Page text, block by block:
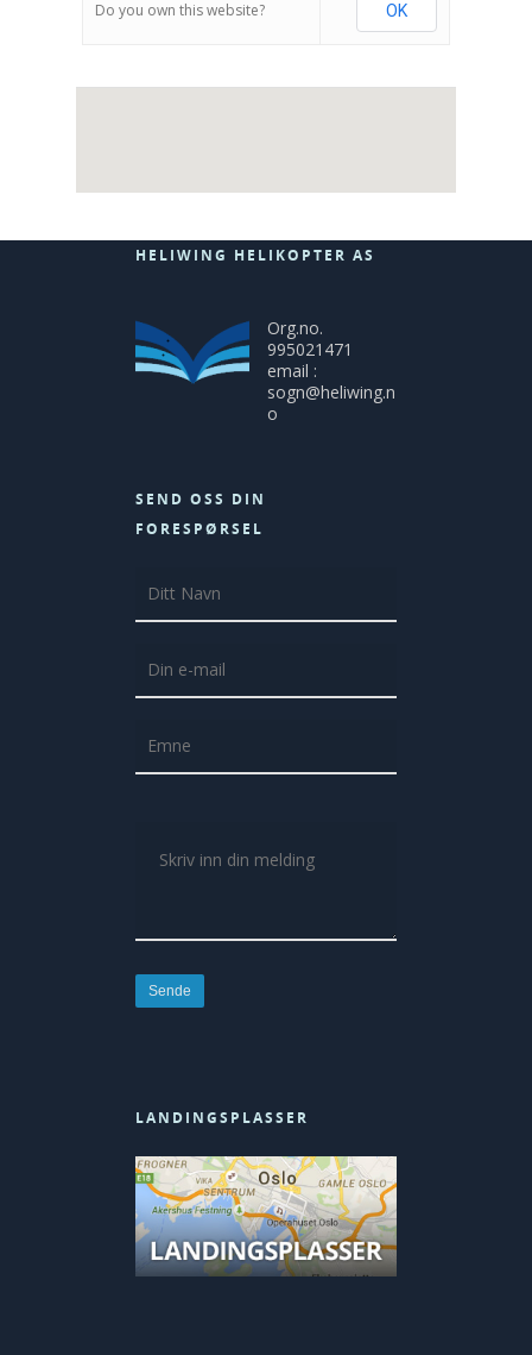
Do you own this website? OK
HELIWING HELIKOPTER AS
Org.no.
995021471
email :
sogn@heliwing.n
o
SEND OSS DIN
FORESPØRSEL
LANDINGSPLASSER